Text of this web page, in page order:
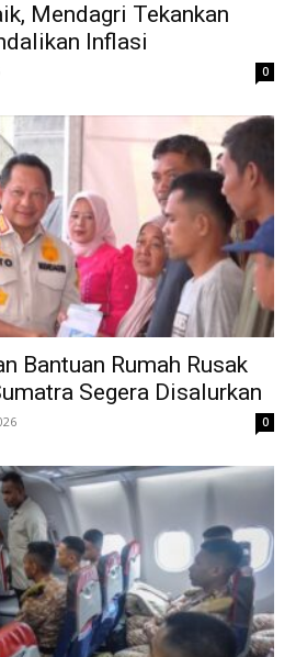
Mendagri Tekankan
Inflasi
0
Bantuan Rumah Rusak
Segera Disalurkan
0